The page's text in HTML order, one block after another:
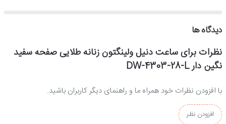
جنس بند و بدنه ساعت مچی زنانه دنیل ولینگتون
جنس بدنه، بند و قفل اینساعت دنیل ولینگتون زنانهاز بهترین نوع استیل
ضدحساسیت ساخته شده و بخاطر آبکاری قوی و با ثباتی که بروی ساعت
دیدگاه ها
نظرات برای ساعت دنیل ولینگتون زنانه طلایی صفحه سفید
نگین دار DW-4303-28-L
با افزودن نظرات خود همراه ما و راهنمای دیگر کاربران باشید.
افزودن نظر